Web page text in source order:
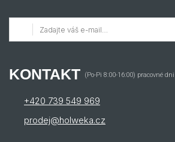
KONTAKT (Po-Pi 8:00-16:00) pracovné dni
+420 739 549 969
prodej@holweka.cz